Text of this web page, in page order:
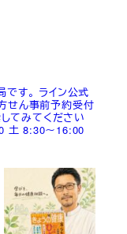
す。 ライン公式
せん事前予約受付
してみてください
土 8:30～16:00